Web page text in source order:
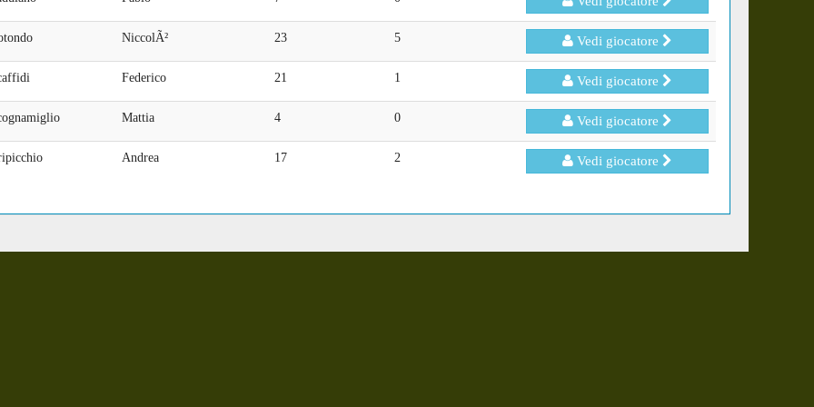
NiccolÃ² 23 5 Vedi giocatore
Federico 21 1 Vedi giocatore
Mattia 4 0 Vedi giocatore
Andrea 17 2 Vedi giocatore